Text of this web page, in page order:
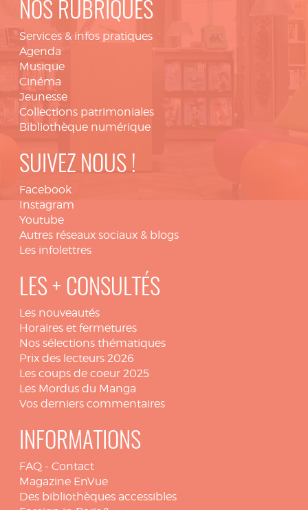
NOS RUBRIQUES
Services & infos pratiques
Agenda
Musique
Cinéma
Jeunesse
Collections patrimoniales
Bibliothèque numérique
SUIVEZ NOUS !
Facebook
Instagram
Youtube
Autres réseaux sociaux & blogs
Les infolettres
LES + CONSULTÉS
Les nouveautés
Horaires et fermetures
Nos sélections thématiques
Prix des lecteurs 2026
Les coups de coeur 2025
Les Mordus du Manga
Vos derniers commentaires
INFORMATIONS
FAQ - Contact
Magazine EnVue
Des bibliothèques accessibles